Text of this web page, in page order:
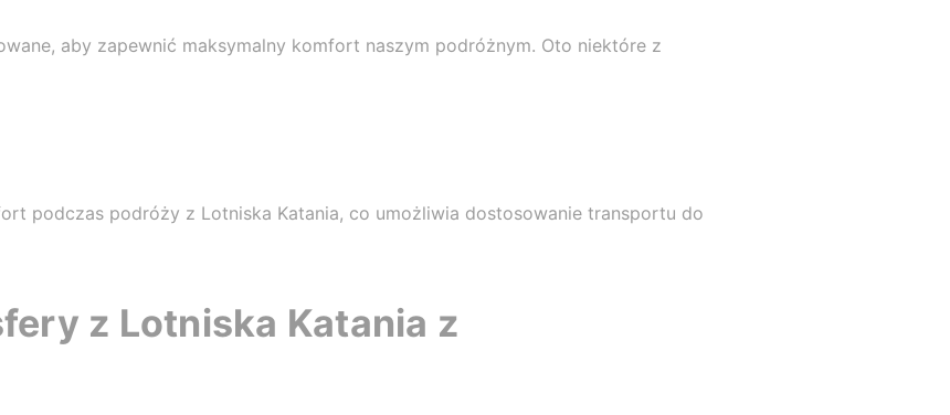
aby zapewnić maksymalny komfort naszym podróżnym. Oto niektóre z
podczas podróży z Lotniska Katania, co umożliwia dostosowanie transportu do
z Lotniska Katania z